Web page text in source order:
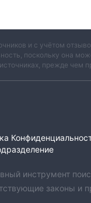
и с учётом
поскольку она
прежде чем
инструмент
законы и